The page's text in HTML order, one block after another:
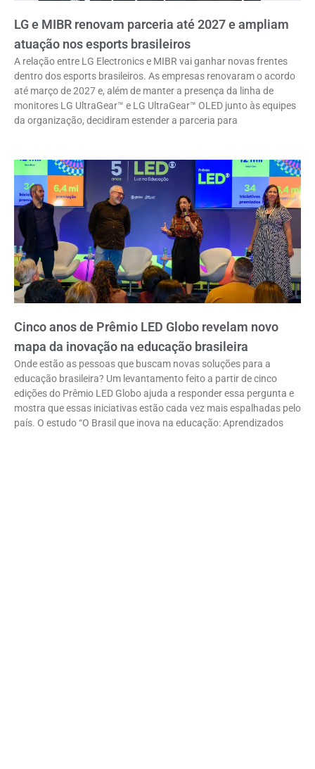
LG e MIBR renovam parceria até 2027 e ampliam
atuação nos esports brasileiros
A relação entre LG Electronics e MIBR vai ganhar novas frentes
dentro dos esports brasileiros. As empresas renovaram o acordo
até março de 2027 e, além de manter a presença da linha de
monitores LG UltraGear™ e LG UltraGear™ OLED junto às equipes
da organização, decidiram estender a parceria para
Cinco anos de Prêmio LED Globo revelam novo
mapa da inovação na educação brasileira
Onde estão as pessoas que buscam novas soluções para a
educação brasileira? Um levantamento feito a partir de cinco
edições do Prêmio LED Globo ajuda a responder essa pergunta e
mostra que essas iniciativas estão cada vez mais espalhadas pelo
país. O estudo “O Brasil que inova na educação: Aprendizados